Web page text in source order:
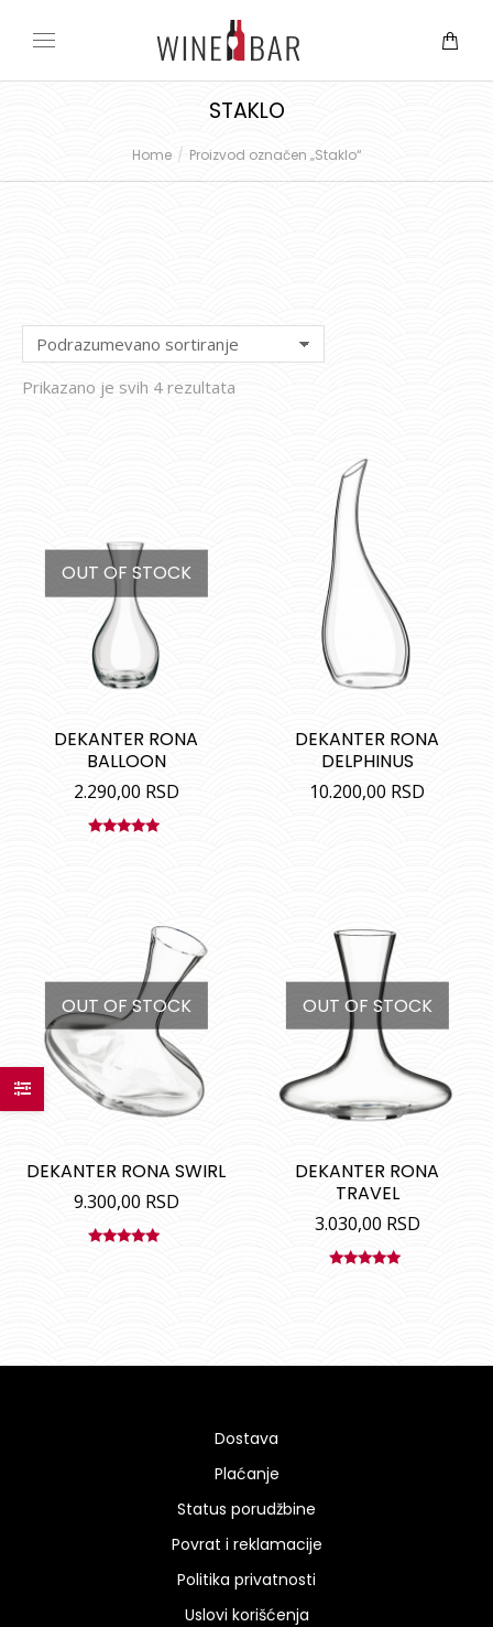
STAKLO
You are here:Home Proizvod označen „Staklo“
Prikazano je svih 4 rezultata
OUT OF STOCK
DEKANTER RONA
BALLOON
2.290,00 RSD
DEKANTER RONA
DELPHINUS
10.200,00 RSD
OUT OF STOCK
DEKANTER RONA SWIRL
9.300,00 RSD
OUT OF STOCK
DEKANTER RONA
TRAVEL
3.030,00 RSD
Dostava
Plaćanje
Status porudžbine
Povrat i reklamacije
Politika privatnosti
Uslovi korišćenja